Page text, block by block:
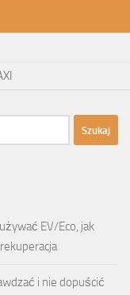
EV/Eco, jak
i nie dopuścić